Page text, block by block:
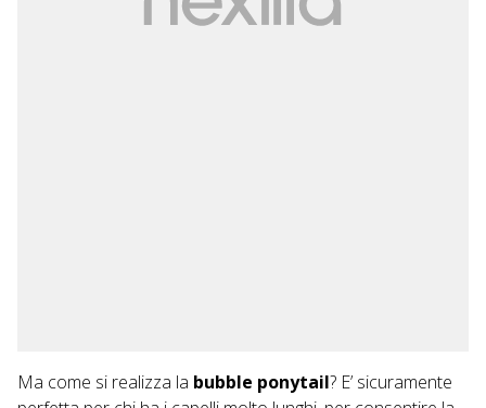
Ma come si realizza la bubble ponytail? E’ sicuramente